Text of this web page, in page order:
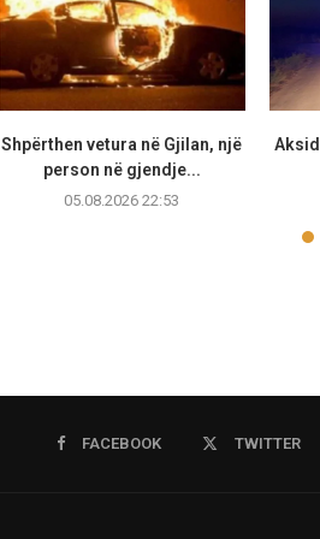
Shpërthen vetura në Gjilan, një
person në gjendje...
05.08.2026 22:53
FACEBOOK TWITTER